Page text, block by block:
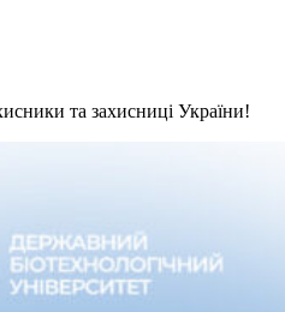
та захисниці України!